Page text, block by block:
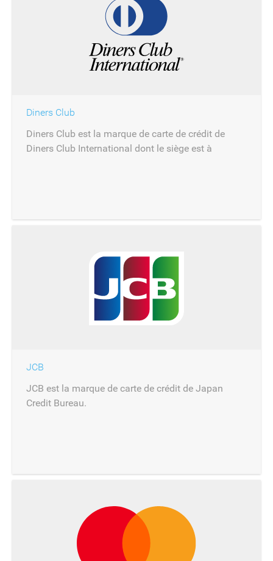
Diners Club
Diners Club est la marque de carte de crédit de
Diners Club International dont le siège est à
JCB
JCB est la marque de carte de crédit de Japan
Credit Bureau.